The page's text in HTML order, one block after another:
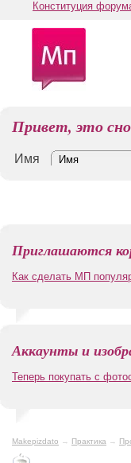
Конституция
Привет, это
Имя
Приглашаются
Как сделать МП
Аккаунты и
Теперь покупать с
Makepizdato → Практика →